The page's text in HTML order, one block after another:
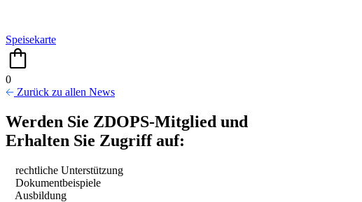
Speisekarte
0
Zurück zu allen News
Werden Sie ZDOPS-Mitglied und
Erhalten Sie Zugriff auf:
rechtliche Unterstützung
Dokumentbeispiele
Ausbildung